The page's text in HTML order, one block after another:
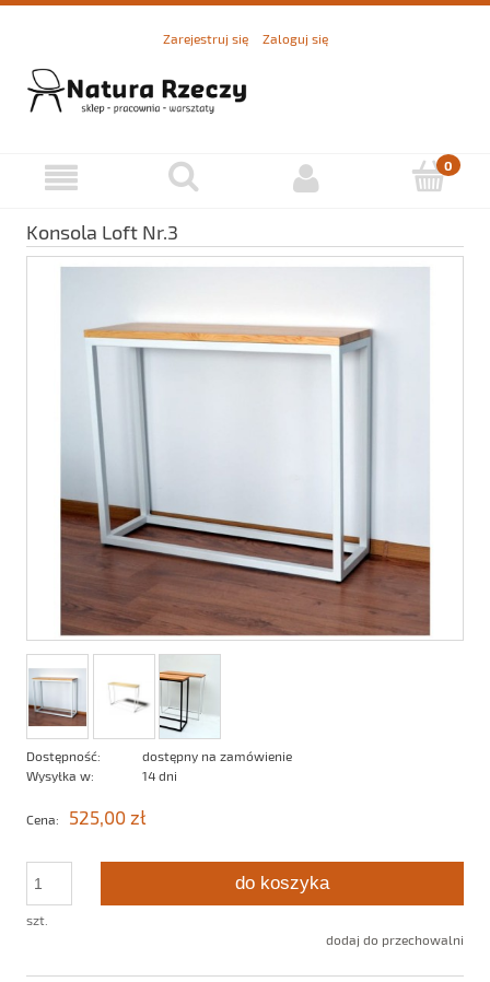
Zarejestruj się Zaloguj się
Konsola Loft Nr.3
Dostępność:
dostępny na zamówienie
Wysyłka w:
14 dni
Cena: 525,00 zł
szt.
do koszyka
dodaj do przechowalni